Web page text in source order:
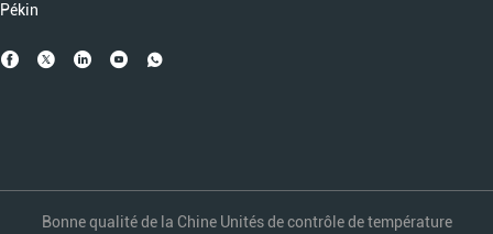
Pékin
Bonne qualité de la Chine Unités de contrôle de température